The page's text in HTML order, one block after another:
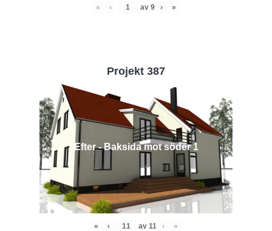
« ‹ av 9 › »
Projekt 387
Efter - Baksida mot söder 1
« ‹ av 11 › »